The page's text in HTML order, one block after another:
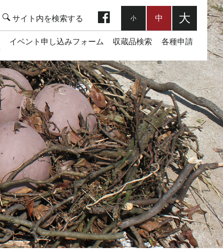
イベント申し込みフォーム 収蔵品検索 各種申請
小 中 大